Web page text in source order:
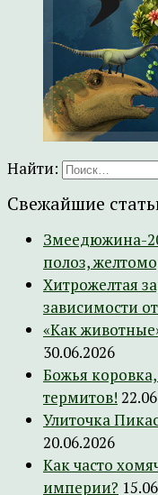
Найти:
Свежайшие
Змеедюжина-
полоз,
Хитрожелтая
зависимости
«Как
30.06.2026
Божья
термитов!
Улиточка
20.06.2026
Как часто
империи?